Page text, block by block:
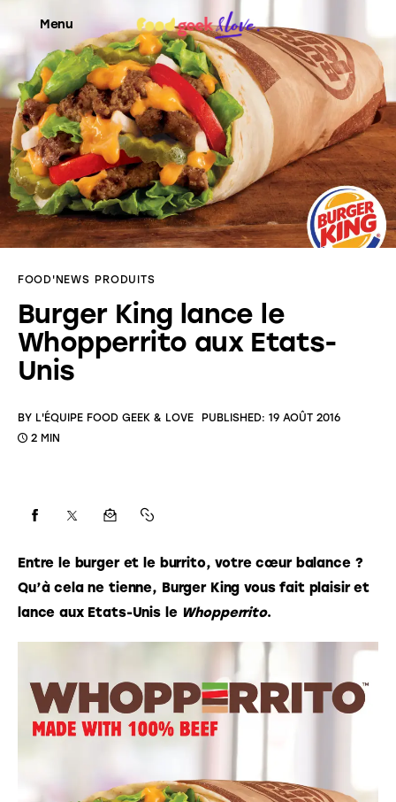
Menu
Food’News
Food’Com
Food’Art
Food’Life
FOOD'NEWS PRODUITS
Burger King lance le
Whopperrito aux Etats-
Unis
BY L'ÉQUIPE FOOD GEEK & LOVE PUBLISHED: 19 AOÛT 2016
2 MIN
Entre le burger et le burrito, votre cœur balance ?
Qu’à cela ne tienne, Burger King vous fait plaisir et
lance aux Etats-Unis le Whopperrito.